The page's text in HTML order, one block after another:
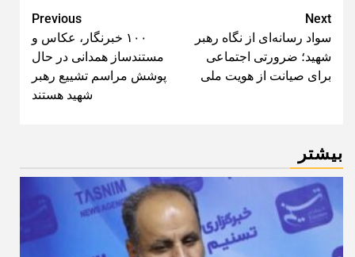
Post
navigation
Previous
۱۰۰ خبرنگار، عکاس و
مستندساز همدانی در حال
پوشش مراسم تشییع رهبر
شهید هستند
Next
سواد رسانه‌ای از نگاه رهبر
شهید؛ ضرورتی اجتماعی
برای صیانت از هویت ملی
بیشتر